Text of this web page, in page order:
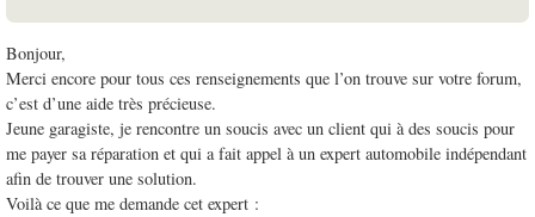
Bonjour,
Merci encore pour tous ces renseignements que l’on trouve sur votre forum,
c’est d’une aide très précieuse.
Jeune garagiste, je rencontre un soucis avec un client qui à des soucis pour
me payer sa réparation et qui a fait appel à un expert automobile indépendant
afin de trouver une solution.
Voilà ce que me demande cet expert :